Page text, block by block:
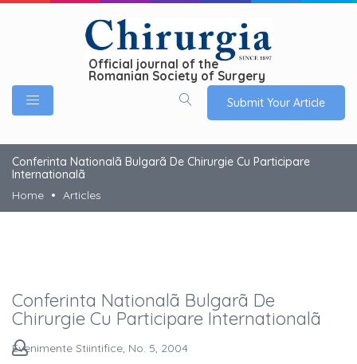
Official journal of the
Romanian Society of Surgery
Submit Your Article
Conferinta Nationalã Bulgarã De Chirurgie Cu Participare
Internationalã
Home
Articles
Conferinta Nationalã Bulgarã De
Chirurgie Cu Participare Internationalã
Evenimente Stiintifice, No. 5, 2004